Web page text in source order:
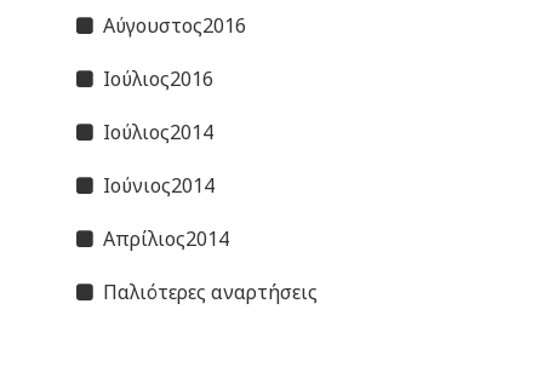
Αύγουστος2016
Ιούλιος2016
Ιούλιος2014
Ιούνιος2014
Απρίλιος2014
Παλιότερες αναρτήσεις